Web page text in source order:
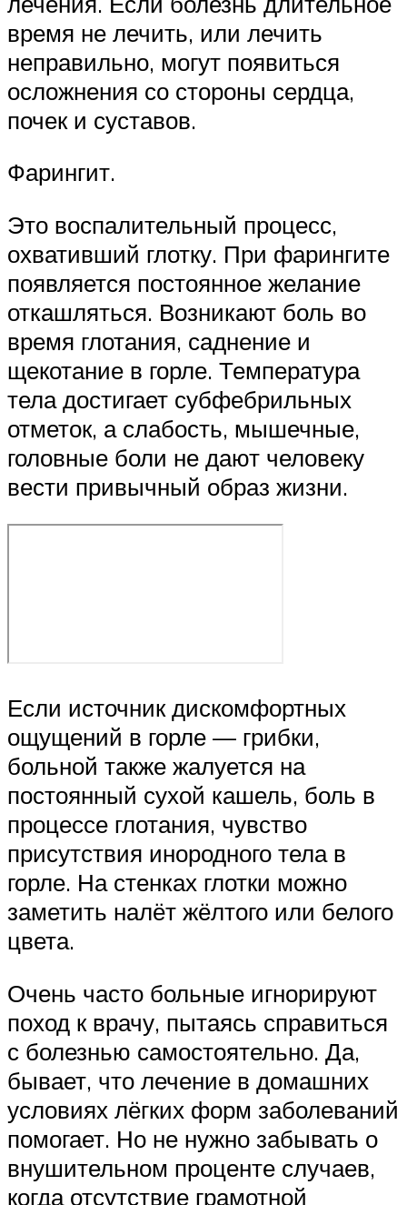
время не лечить, или лечить
неправильно, могут появиться
осложнения со стороны сердца,
почек и суставов.
Фарингит.
Это воспалительный процесс,
охвативший глотку. При фарингите
появляется постоянное желание
откашляться. Возникают боль во
время глотания, саднение и
щекотание в горле. Температура
тела достигает субфебрильных
отметок, а слабость, мышечные,
головные боли не дают человеку
вести привычный образ жизни.
Если источник дискомфортных
ощущений в горле — грибки,
больной также жалуется на
постоянный сухой кашель, боль в
процессе глотания, чувство
присутствия инородного тела в
горле. На стенках глотки можно
заметить налёт жёлтого или белого
цвета.
Очень часто больные игнорируют
поход к врачу, пытаясь справиться
с болезнью самостоятельно. Да,
бывает, что лечение в домашних
условиях лёгких форм заболеваний
помогает. Но не нужно забывать о
внушительном проценте случаев,
когда отсутствие грамотной